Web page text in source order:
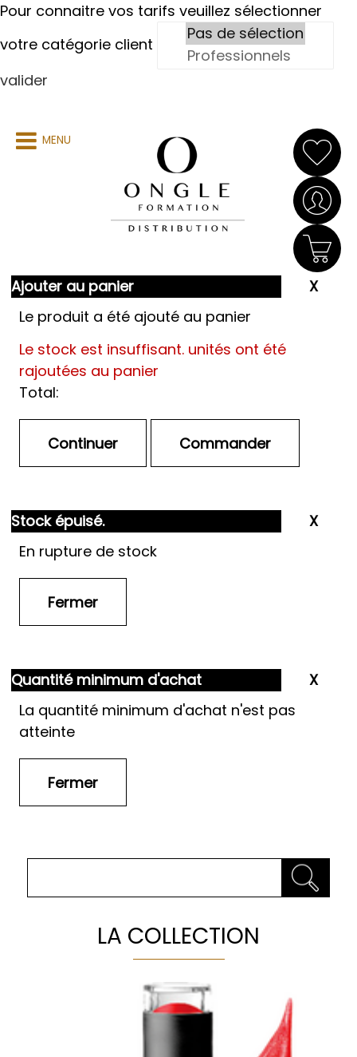
Pour connaitre vos tarifs veuillez sélectionner
votre catégorie client
valider
MENU
Ajouter au panier
Le produit a été ajouté au panier
Le stock est insuffisant. unités ont été
rajoutées au panier
Total:
Stock épuisé.
En rupture de stock
Quantité minimum d'achat
La quantité minimum d'achat n'est pas
atteinte
LA COLLECTION